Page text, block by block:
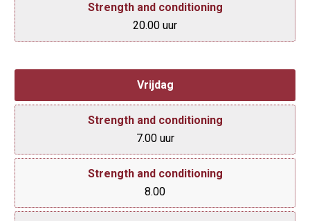
Strength and conditioning
20.00 uur
Vrijdag
Strength and conditioning
7.00 uur
Strength and conditioning
8.00